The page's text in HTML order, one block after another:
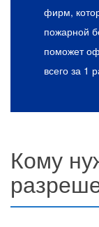
фирм,
пожарной
поможет
всего за 1
Кому